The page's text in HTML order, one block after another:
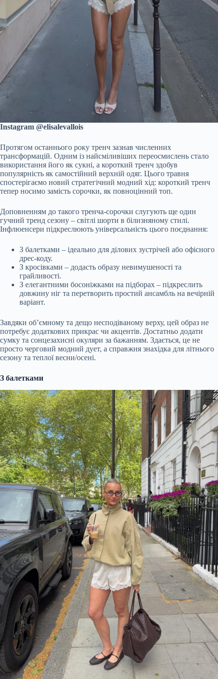
Instagram @elisalevallois
Протягом останнього року тренч зазнав численних
трансформацій. Одним із найсміливіших переосмислень стало
використання його як сукні, а короткий тренч здобув
популярність як самостійний верхній одяг. Цього травня
спостерігаємо новий стратегічний модний хід: короткий тренч
тепер носимо замість сорочки, як повноцінний топ.
Доповненням до такого тренча-сорочки слугують ще один
гучний тренд сезону – світлі шорти в білизняному стилі.
Інфлюенсери підкреслюють універсальність цього поєднання:
З балетками – ідеально для ділових зустрічей або офісного
дрес-коду.
З кросівками – додасть образу невимушеності та
грайливості.
З елегантними босоніжками на підборах – підкреслить
довжину ніг та перетворить простий ансамбль на вечірній
варіант.
Завдяки об’ємному та дещо несподіваному верху, цей образ не
потребує додаткових прикрас чи акцентів. Достатньо додати
сумку та сонцезахисні окуляри за бажанням. Здається, це не
просто черговий модний дует, а справжня знахідка для літнього
сезону та теплої весни/осені.
З балетками